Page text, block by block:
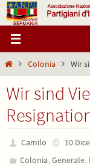
Salta
al
contenuto
HomeColonia Wir
Wir sind
Camilo
10
Colonia,Generale,